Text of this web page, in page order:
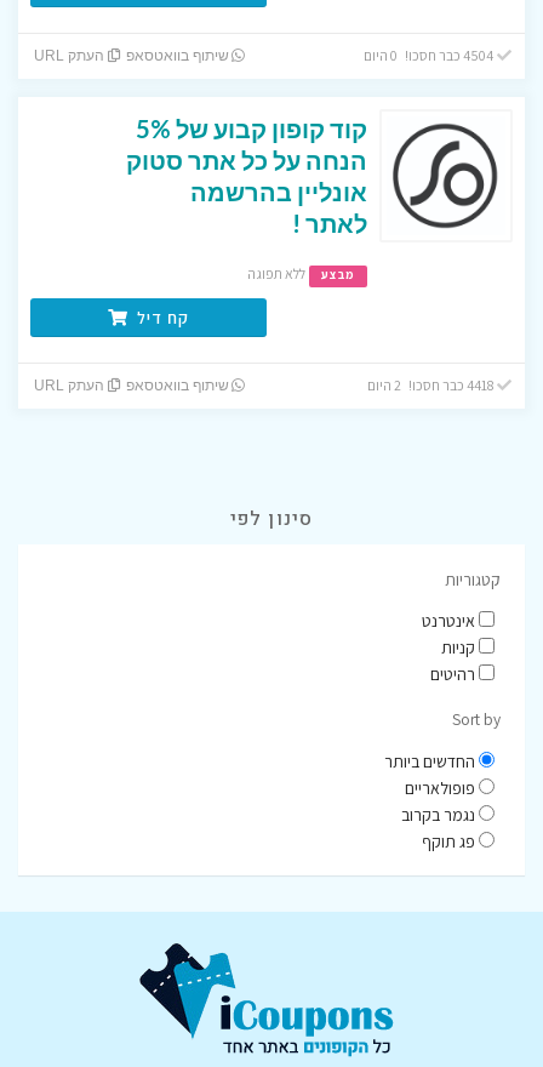
4504 כבר חסכו! 0 היום שיתוף בוואטסאפ העתק URL
קוד קופון קבוע של 5%
הנחה על כל אתר סטוק
אונליין בהרשמה
לאתר !
מבצע ללא תפוגה
קח דיל
4418 כבר חסכו! 2 היום שיתוף בוואטסאפ העתק URL
סינון לפי
קטגוריות
אינטרנט
קניות
רהיטים
Sort by
החדשים ביותר
פופולאריים
נגמר בקרוב
פג תוקף